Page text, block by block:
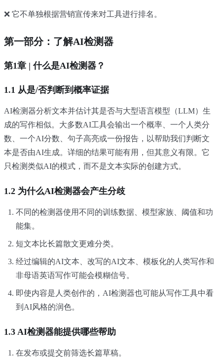
❌ 它不单独根据营销宣传来对工具进行排名。
第一部分：了解AI检测器
第1章 | 什么是AI检测器？
1.1 从是/否判断到概率证据
AI检测器分析文本并估计其是否与大型语言模型（LLM）生
成的写作相似。大多数AI工具会输出一个概率、一个人类分
数、一个AI分数、句子高亮或一份报告，以帮助我们判断文
本是否由AI生成。详细的结果可能有用，但其意义有限。它
只检测类似AI的模式，而不是文本实际的创建方式。
1.2 为什么AI检测器会产生分歧
不同的检测器使用不同的训练数据、模型家族、阈值和功
能集。
短文本比长篇散文更难分类。
经过编辑的AI文本、改写的AI文本、模板化的人类写作和
非母语英语写作可能会模糊信号。
即使内容是人类创作的，AI检测器也可能从写作工具中看
到AI风格的润色。
1.3 AI检测器能提供哪些帮助
在发布或提交前筛选长篇草稿。